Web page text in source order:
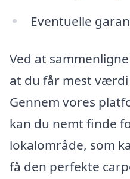
Eventuelle
Ved at
at du får mest
Gennem vores
kan du nemt finde
lokalområde, som
få den perfekte